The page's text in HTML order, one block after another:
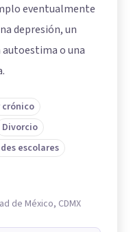
eventualmente
depresión, un
o una
crónico
Divorcio
escolares
de México, CDMX